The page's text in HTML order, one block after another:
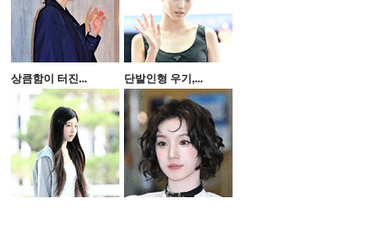
상큼함이 터진... 단발인형 우기,...